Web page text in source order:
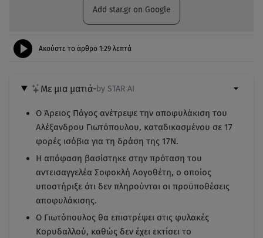
Add star.gr on Google
Ακούστε το άρθρο 1:29 λεπτά
Με μια ματιά-by STAR AI
Ο Άρειος Πάγος ανέτρεψε την αποφυλάκιση του
Αλέξανδρου Γιωτόπουλου, καταδικασμένου σε 17
φορές ισόβια για τη δράση της 17Ν.
Η απόφαση βασίστηκε στην πρόταση του
αντεισαγγελέα Σοφοκλή Λογοθέτη, ο οποίος
υποστήριξε ότι δεν πληρούνται οι προϋποθέσεις
αποφυλάκισης.
Ο Γιωτόπουλος θα επιστρέψει στις φυλακές
Κορυδαλλού, καθώς δεν έχει εκτίσει το